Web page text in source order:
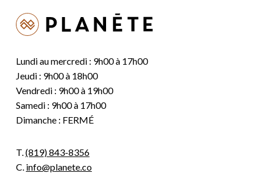
Lundi au mercredi : 9h00 à 17h00
Jeudi : 9h00 à 18h00
Vendredi : 9h00 à 19h00
Samedi : 9h00 à 17h00
Dimanche : FERMÉ
T.(819) 843-8356
C. info@planete.co